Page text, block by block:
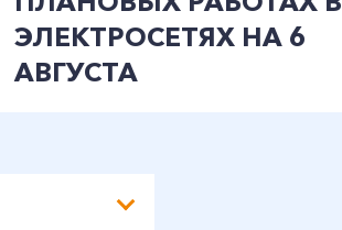
ЭЛЕКТРОСЕТЯХ НА 6
АВГУСТА